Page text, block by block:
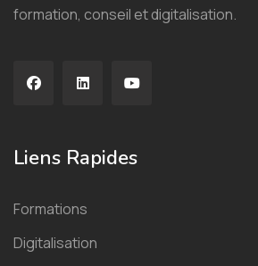
formation, conseil et digitalisation.
Liens Rapides
Formations
Digitalisation